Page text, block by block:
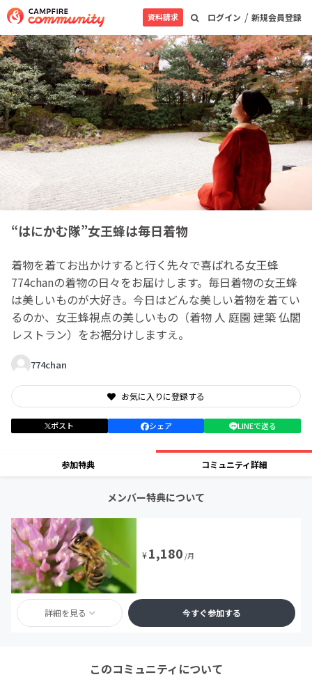
ログイン / 新規会員登録
資料請求
“はにかむ隊”女王蜂は毎日着物
着物を着てお出かけすると行く先々で喜ばれる女王蜂
774chanの着物の日々をお届けします。毎日着物の女王蜂
は美しいものが大好き。今日はどんな美しい着物を着てい
るのか、女王蜂視点の美しいもの（着物 人 庭園 建築 仏閣
レストラン）をお裾分けしますえ。
774chan
お気に入りに登録する
ポスト シェア LINEで送る
参加特典 コミュニティ詳細
メンバー特典について
¥1,180 /月
詳細を見る 今すぐ参加する
このコミュニティについて